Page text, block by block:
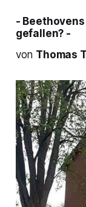
-
gefallen? -
von Thomas